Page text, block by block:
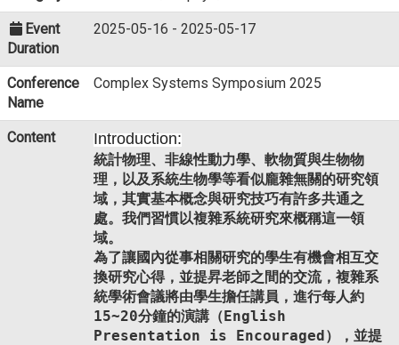
Event
Duration
2025-05-16 - 2025-05-17
Conference
Name
Complex Systems Symposium 2025
Content Introduction:
統計物理、非線性動力學、軟物質與生物物
理， 以及系統生物學等看似龐雜無關的研究領
域， 其實基本概念與研究技巧有許多共通之
處。 我們習慣以複雜系統研究來概稱這一領
域。
為了讓國內從事相關研究的學生有機會相互交
換研究心得， 並提昇老師之間的交流，複雜系
統學術會議將由學生擔任講員， 進行每人約
15~20分鐘的演講（English
Presentation is Encouraged），並提